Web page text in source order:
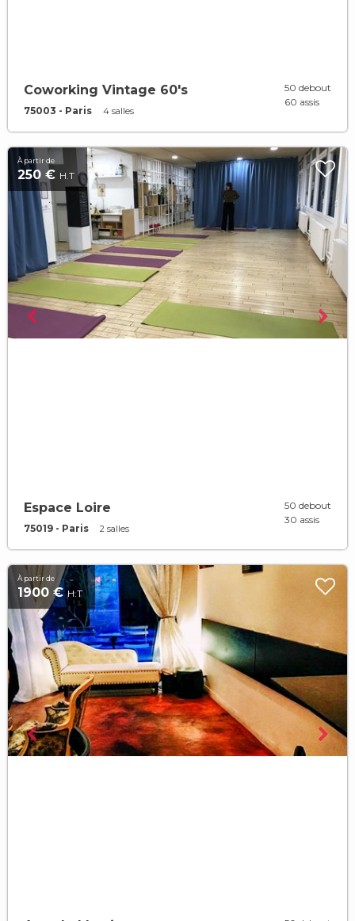
Coworking Vintage 60's
75003 - Paris 4 salles
50 debout
60 assis
À partir de
250 € H.T
Espace Loire
75019 - Paris 2 salles
50 debout
30 assis
À partir de
1900 €H.T